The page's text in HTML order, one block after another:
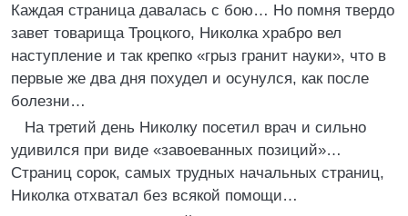
Каждая страница давалась с бою… Но помня твердо
завет товарища Троцкого, Николка храбро вел
наступление и так крепко «грыз гранит науки», что в
первые же два дня похудел и осунулся, как после
болезни…
На третий день Николку посетил врач и сильно
удивился при виде «завоеванных позиций»…
Страниц сорок, самых трудных начальных страниц,
Николка отхватал без всякой помощи…